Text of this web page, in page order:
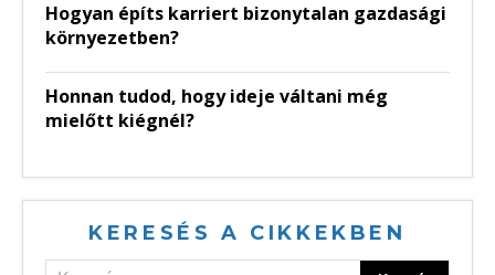
Hogyan építs karriert bizonytalan gazdasági
környezetben?
Honnan tudod, hogy ideje váltani még
mielőtt kiégnél?
KERESÉS A CIKKEKBEN